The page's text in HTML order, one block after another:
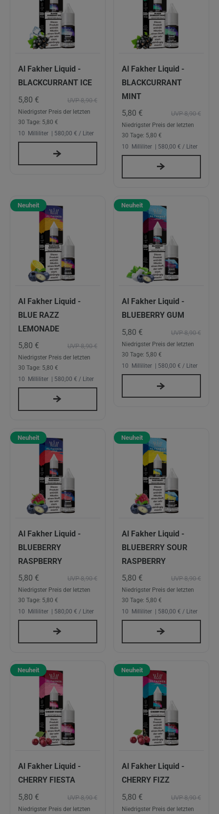
Al Fakher Liquid -
BLACKCURRANT ICE
UVP 8,90 €
5,80 €
Niedrigster Preis der letzten
30 Tage: 5,80 €
10
Milliliter | 580,00 € / Liter
Al Fakher Liquid -
BLACKCURRANT
MINT
UVP 8,90 €
5,80 €
Niedrigster Preis der letzten
30 Tage: 5,80 €
10 Milliliter | 580,00 € / Liter
Neuheit
Al Fakher Liquid -
BLUE RAZZ
LEMONADE
UVP 8,90 €
5,80 €
Niedrigster Preis der letzten
30 Tage: 5,80 €
10 Milliliter | 580,00 € / Liter
Neuheit
Al Fakher Liquid -
BLUEBERRY GUM
UVP 8,90 €
5,80 €
Niedrigster Preis der letzten
30 Tage: 5,80 €
10
Milliliter | 580,00 € / Liter
Neuheit
Al Fakher Liquid -
BLUEBERRY
RASPBERRY
UVP 8,90 €
5,80 €
Niedrigster Preis der letzten
30 Tage: 5,80 €
10 Milliliter | 580,00 € / Liter
Neuheit
Al Fakher Liquid -
BLUEBERRY SOUR
RASPBERRY
UVP 8,90 €
5,80 €
Niedrigster Preis der letzten
30 Tage: 5,80 €
10 Milliliter | 580,00 € / Liter
Neuheit
Al Fakher Liquid -
CHERRY FIESTA
UVP 8,90 €
5,80 €
Niedrigster Preis der letzten
Neuheit
Al Fakher Liquid -
CHERRY FIZZ
UVP 8,90 €
5,80 €
Niedrigster Preis der letzten